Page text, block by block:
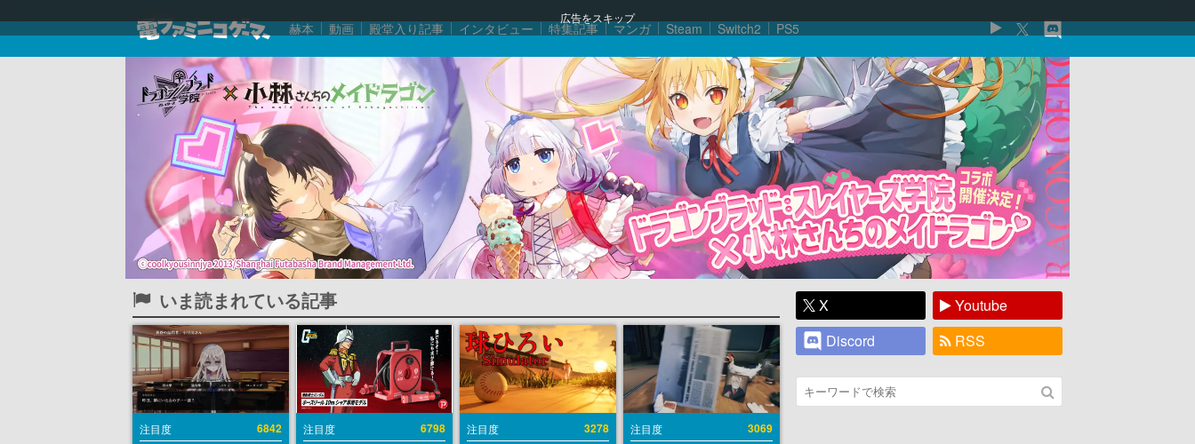
広告をスキップ
赫本 動画 殿堂入り記事 インタビュー 特集記事 マンガ Steam Switch2 PS5
いま読まれている記事
注目度 6842 注目度 6798 注目度 3278 注目度 3069
X
Youtube
Discord
RSS